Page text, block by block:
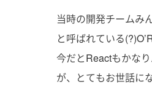
当時の開発チームみ
と呼ばれている
今だとReactもかな
が、とてもお世話に